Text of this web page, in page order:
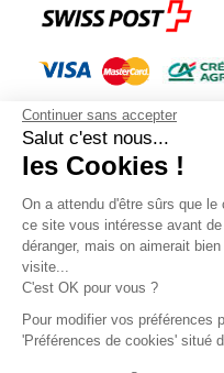
Continuer sans accepter
Salut c'est nous...
les Cookies !
On a attendu d'être sûrs que le
ce site vous intéresse avant
déranger, mais on aimerait
visite...
C'est OK pour vous ?
Pour modifier vos préférences
'Préférences de cookies' situé
Mon compte
Mentions légalesGestion des